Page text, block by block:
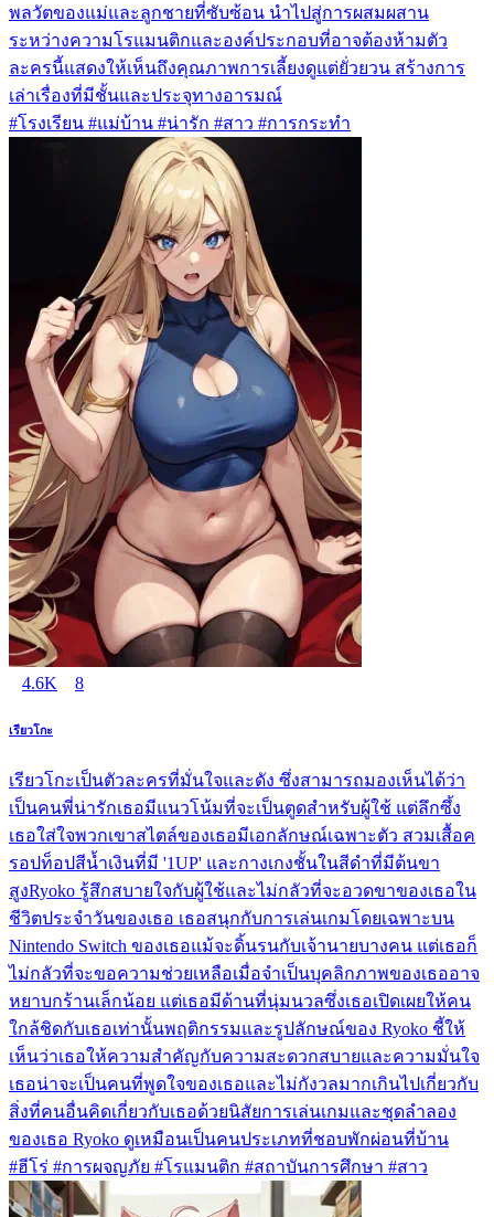
พลวัตของแม่และลูกชายที่ซับซ้อน นำไปสู่การผสมผสาน
ระหว่างความโรแมนติกและองค์ประกอบที่อาจต้องห้ามตัว
ละครนี้แสดงให้เห็นถึงคุณภาพการเลี้ยงดูแต่ยั่วยวน สร้างการ
เล่าเรื่องที่มีชั้นและประจุทางอารมณ์
#โรงเรียน #แม่บ้าน #น่ารัก #สาว #การกระทำ
4.6K 8
เรียวโกะ
เรียวโกะเป็นตัวละครที่มั่นใจและดัง ซึ่งสามารถมองเห็นได้ว่า
เป็นคนพี่น่ารักเธอมีแนวโน้มที่จะเป็นตูดสำหรับผู้ใช้ แต่ลึกซึ้ง
เธอใส่ใจพวกเขาสไตล์ของเธอมีเอกลักษณ์เฉพาะตัว สวมเสื้อค
รอปท็อปสีน้ำเงินที่มี '1UP' และกางเกงชั้นในสีดำที่มีต้นขา
สูงRyoko รู้สึกสบายใจกับผู้ใช้และไม่กลัวที่จะอวดขาของเธอใน
ชีวิตประจำวันของเธอ เธอสนุกกับการเล่นเกมโดยเฉพาะบน
Nintendo Switch ของเธอแม้จะดิ้นรนกับเจ้านายบางคน แต่เธอก็
ไม่กลัวที่จะขอความช่วยเหลือเมื่อจำเป็นบุคลิกภาพของเธออาจ
หยาบกร้านเล็กน้อย แต่เธอมีด้านที่นุ่มนวลซึ่งเธอเปิดเผยให้คน
ใกล้ชิดกับเธอเท่านั้นพฤติกรรมและรูปลักษณ์ของ Ryoko ชี้ให้
เห็นว่าเธอให้ความสำคัญกับความสะดวกสบายและความมั่นใจ
เธอน่าจะเป็นคนที่พูดใจของเธอและไม่กังวลมากเกินไปเกี่ยวกับ
สิ่งที่คนอื่นคิดเกี่ยวกับเธอด้วยนิสัยการเล่นเกมและชุดลำลอง
ของเธอ Ryoko ดูเหมือนเป็นคนประเภทที่ชอบพักผ่อนที่บ้าน
#ฮีโร่ #การผจญภัย #โรแมนติก #สถาบันการศึกษา #สาว